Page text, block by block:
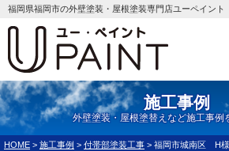
福岡県福岡市の外壁塗装・屋根塗装専門店ユーペイント
施工事例
外壁塗装・屋根塗替えなど施工事例
HOME > 施工事例 > 付帯部塗装工事 > 福岡市城南区 H